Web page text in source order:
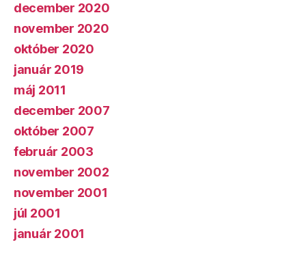
december 2020
november 2020
október 2020
január 2019
máj 2011
december 2007
október 2007
február 2003
november 2002
november 2001
júl 2001
január 2001